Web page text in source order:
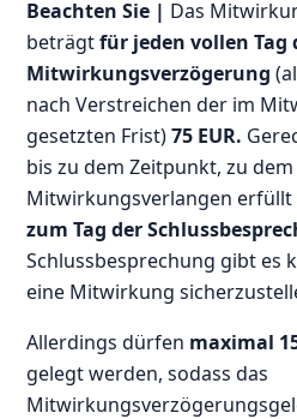
Beachten Sie | Das
beträgtfür jeden vollen Tag
Mitwirkungsverzögerung
nach Verstreichen der im
gesetzten Frist)75 EUR.
bis zu dem Zeitpunkt, zu dem
Mitwirkungsverlangen
zum Tag der
Schlussbesprechung gibt es
eine Mitwirkung
Allerdings dürfen maximal
gelegt werden, sodass das